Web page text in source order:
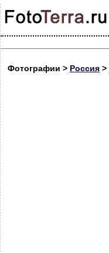
Фотографии > Россия >